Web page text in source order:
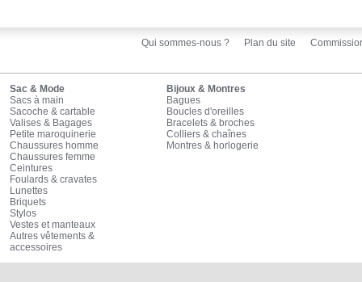
Qui sommes-nous ? Plan du site
Sac & Mode
Sacs à main
Sacoche & cartable
Valises & Bagages
Petite maroquinerie
Chaussures homme
Chaussures femme
Ceintures
Foulards & cravates
Lunettes
Briquets
Stylos
Vestes et manteaux
Autres vêtements &
accessoires
Bijoux & Montres
Bagues
Boucles d'oreilles
Bracelets & broches
Colliers & chaînes
Montres & horlogerie